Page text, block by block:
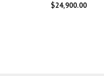
$24,900.00